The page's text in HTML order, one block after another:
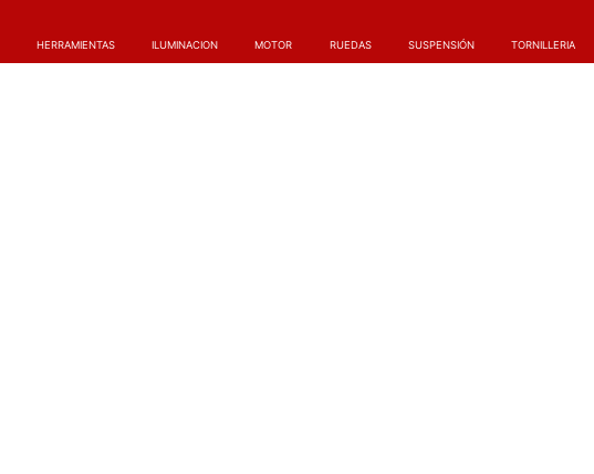
HERRAMIENTAS ILUMINACION MOTOR RUEDAS SUSPENSIÓN TORNILLERIA